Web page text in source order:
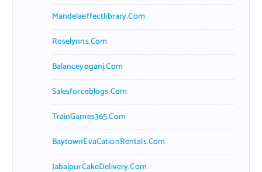
Mandelaeffectlibrary.com
Roselynns.com
Balanceyoganj.com
Salesforceblogs.com
TrainGames365.com
BaytownEvaCationRentals.com
JabalpurCakeDelivery.com